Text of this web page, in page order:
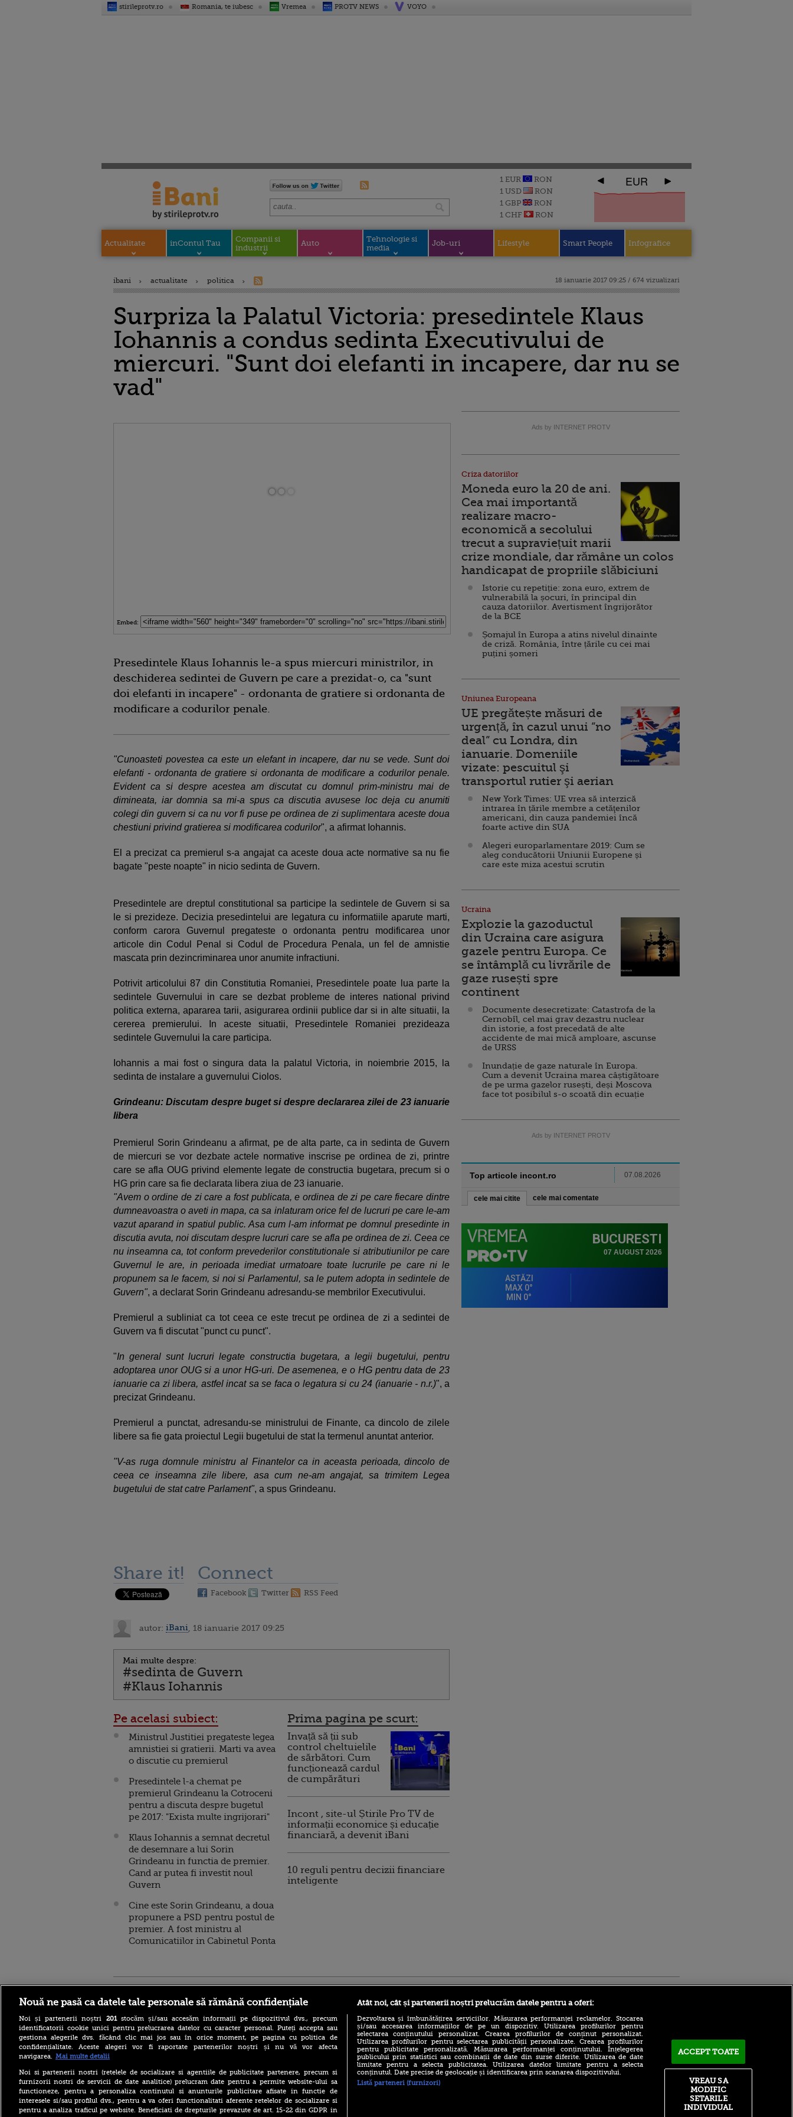
stirileprotv.ro Romania, te iubesc Vremea PROTV NEWS VOYO
1 EUR
RON
1 USD
RON
1 GBP
RON
1 CHF
RON
EUR
Actualitate inContul Tau
Companii si
industrii
Auto
Tehnologie si
media
Job-uri Lifestyle Smart People Infografice
ibani actualitate politica 18 ianuarie 2017 09:25 / 674 vizualizari
Surpriza la Palatul Victoria: presedintele Klaus
Iohannis a condus sedinta Executivului de
miercuri. "Sunt doi elefanti in incapere, dar nu se
vad"
Embed:
Presedintele Klaus Iohannis le-a spus miercuri ministrilor, in
deschiderea sedintei de Guvern pe care a prezidat-o, ca "sunt
doi elefanti in incapere" - ordonanta de gratiere si ordonanta de
modificare a codurilor penale.
"Cunoasteti povestea ca este un elefant in incapere, dar nu se vede. Sunt doi
elefanti - ordonanta de gratiere si ordonanta de modificare a codurilor penale.
Evident ca si despre acestea am discutat cu domnul prim-ministru mai de
dimineata, iar domnia sa mi-a spus ca discutia avusese loc deja cu anumiti
colegi din guvern si ca nu vor fi puse pe ordinea de zi suplimentara aceste doua
chestiuni privind gratierea si modificarea codurilor", a afirmat Iohannis.
El a precizat ca premierul s-a angajat ca aceste doua acte normative sa nu fie
bagate "peste noapte" in nicio sedinta de Guvern.
Presedintele are dreptul constitutional sa participe la sedintele de Guvern si sa
le si prezideze. Decizia presedintelui are legatura cu informatiile aparute marti,
conform carora Guvernul pregateste o ordonanta pentru modificarea unor
articole din Codul Penal si Codul de Procedura Penala, un fel de amnistie
mascata prin dezincriminarea unor anumite infractiuni.
Potrivit articolului 87 din Constitutia Romaniei, Presedintele poate lua parte la
sedintele Guvernului in care se dezbat probleme de interes national privind
politica externa, apararea tarii, asigurarea ordinii publice dar si in alte situatii, la
cererea premierului. In aceste situatii, Presedintele Romaniei prezideaza
sedintele Guvernului la care participa.
Iohannis a mai fost o singura data la palatul Victoria, in noiembrie 2015, la
sedinta de instalare a guvernului Ciolos.
Grindeanu: Discutam despre buget si despre declararea zilei de 23 ianuarie
libera
Premierul Sorin Grindeanu a afirmat, pe de alta parte, ca in sedinta de Guvern
de miercuri se vor dezbate actele normative inscrise pe ordinea de zi, printre
care se afla OUG privind elemente legate de constructia bugetara, precum si o
HG prin care sa fie declarata libera ziua de 23 ianuarie.
"Avem o ordine de zi care a fost publicata, e ordinea de zi pe care fiecare dintre
dumneavoastra o aveti in mapa, ca sa inlaturam orice fel de lucruri pe care le-am
vazut aparand in spatiul public. Asa cum l-am informat pe domnul presedinte in
discutia avuta, noi discutam despre lucruri care se afla pe ordinea de zi. Ceea ce
nu inseamna ca, tot conform prevederilor constitutionale si atributiunilor pe care
Guvernul le are, in perioada imediat urmatoare toate lucrurile pe care ni le
propunem sa le facem, si noi si Parlamentul, sa le putem adopta in sedintele de
Guvern", a declarat Sorin Grindeanu adresandu-se membrilor Executivului.
Premierul a subliniat ca tot ceea ce este trecut pe ordinea de zi a sedintei de
Guvern va fi discutat "punct cu punct".
"In general sunt lucruri legate constructia bugetara, a legii bugetului, pentru
adoptarea unor OUG si a unor HG-uri. De asemenea, e o HG pentru data de 23
ianuarie ca zi libera, astfel incat sa se faca o legatura si cu 24 (ianuarie - n.r.)", a
precizat Grindeanu.
Premierul a punctat, adresandu-se ministrului de Finante, ca dincolo de zilele
libere sa fie gata proiectul Legii bugetului de stat la termenul anuntat anterior.
"V-as ruga domnule ministru al Finantelor ca in aceasta perioada, dincolo de
ceea ce inseamna zile libere, asa cum ne-am angajat, sa trimitem Legea
bugetului de stat catre Parlament", a spus Grindeanu.
Share it! Connect
Facebook Twitter RSS Feed
autor: iBani , 18 ianuarie 2017 09:25
Mai multe despre:
#sedinta de Guvern
#Klaus Iohannis
Pe acelasi subiect:
Ministrul Justitiei pregateste legea
amnistiei si gratierii. Marti va avea
o discutie cu premierul
Presedintele l-a chemat pe
premierul Grindeanu la Cotroceni
pentru a discuta despre bugetul
pe 2017: "Exista multe ingrijorari"
Klaus Iohannis a semnat decretul
de desemnare a lui Sorin
Grindeanu in functia de premier.
Cand ar putea fi investit noul
Guvern
Cine este Sorin Grindeanu, a doua
propunere a PSD pentru postul de
premier. A fost ministru al
Comunicatiilor in Cabinetul Ponta
Prima pagina pe scurt:
Invață să ții sub
control cheltuielile
de sărbători. Cum
funcționează cardul
de cumpărături
Incont , site-ul Știrile Pro TV de
informații economice și educație
financiară, a devenit iBani
10 reguli pentru decizii financiare
inteligente
Ads by INTERNET PROTV
Criza datoriilor
Moneda euro la 20 de ani.
Cea mai importantă
realizare macro-
economică a secolului
trecut a supraviețuit marii
crize mondiale, dar rămâne un colos
handicapat de propriile slăbiciuni
Istorie cu repetiție: zona euro, extrem de
vulnerabilă la șocuri, în principal din
cauza datoriilor. Avertisment îngrijorător
de la BCE
Șomajul în Europa a atins nivelul dinainte
de criză. România, între țările cu cei mai
puțini șomeri
Uniunea Europeana
UE pregătește măsuri de
urgență, în cazul unui ”no
deal” cu Londra, din
ianuarie. Domeniile
vizate: pescuitul şi
transportul rutier şi aerian
New York Times: UE vrea să interzică
intrarea în țările membre a cetăţenilor
americani, din cauza pandemiei încă
foarte active din SUA
Alegeri europarlamentare 2019: Cum se
aleg conducătorii Uniunii Europene și
care este miza acestui scrutin
Ucraina
Explozie la gazoductul
din Ucraina care asigura
gazele pentru Europa. Ce
se întâmplă cu livrările de
gaze rusești spre
continent
Documente desecretizate: Catastrofa de la
Cernobîl, cel mai grav dezastru nuclear
din istorie, a fost precedată de alte
accidente de mai mică amploare, ascunse
de URSS
Inundație de gaze naturale în Europa.
Cum a devenit Ucraina marea câștigătoare
de pe urma gazelor rusești, deși Moscova
face tot posibilul s-o scoată din ecuație
Ads by INTERNET PROTV
Top articole incont.ro 07.08.2026
cele mai citite cele mai comentate
Nivelul scăzut al Dunării a
scos la iveală fundațiile
unui pod roman vechi de
aproape 1.700 de ani. FOTO
Bacteria care „mănâncă”
(P) Descoperă Lumea
Evenimentelor din România
Robert Niță și Cristi Pulhac,
invitații lui Cristi Pintea, de
Nouă ne pasă ca datele tale personale să rămână confidențiale
Noi și partenerii noștri 201stocăm și/sau accesăm informații pe dispozitivul dvs., precum
identificatorii cookie unici pentru prelucrarea datelor cu caracter personal. Puteți accepta sau
gestiona alegerile dvs. făcând clic mai jos sau în orice moment, pe pagina cu politica de
confidențialitate. Aceste alegeri vor fi raportate partenerilor noștri și nu vă vor afecta
navigarea. Mai multe detalii
Noi si partenerii nostri (retelele de socializare si agentiile de publicitate partenere, precum si
furnizorii nostri de servicii de date analitice) prelucram date pentru a permite website-ului sa
functioneze, pentru a personaliza continutul si anunturile publicitare afisate in functie de
interesele si/sau profilul dvs., pentru a va oferi functionalitati aferente retelelor de socializare si
pentru a analiza traficul pe website. Beneficiati de drepturile prevazute de art. 15-22 din GDPR in
Atât noi, cât și partenerii noștri prelucrăm datele pentru a oferi:
Dezvoltarea și îmbunătățirea serviciilor. Măsurarea performanței reclamelor. Stocarea
și/sau accesarea informațiilor de pe un dispozitiv. Utilizarea profilurilor pentru
selectarea conținutului personalizat. Crearea profilurilor de conținut personalizat.
Utilizarea profilurilor pentru selectarea publicității personalizate. Crearea profilurilor
pentru publicitate personalizată. Măsurarea performanței conținutului. Înțelegerea
publicului prin statistici sau combinații de date din surse diferite. Utilizarea de date
limitate pentru a selecta publicitatea. Utilizarea datelor limitate pentru a selecta
conținutul. Date precise de geolocație și identificarea prin scanarea dispozitivului.
Listă parteneri (furnizori)
ACCEPT TOATE
VREAU SA
MODIFIC
SETARILE
INDIVIDUAL